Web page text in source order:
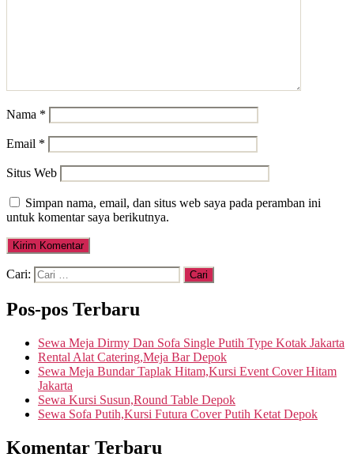
Nama *
Email *
Situs Web
Simpan nama, email, dan situs web saya pada peramban ini
untuk komentar saya berikutnya.
Cari:
Pos-pos Terbaru
Sewa Meja Dirmy Dan Sofa Single Putih Type Kotak Jakarta
Rental Alat Catering,Meja Bar Depok
Sewa Meja Bundar Taplak Hitam,Kursi Event Cover Hitam
Jakarta
Sewa Kursi Susun,Round Table Depok
Sewa Sofa Putih,Kursi Futura Cover Putih Ketat Depok
Komentar Terbaru